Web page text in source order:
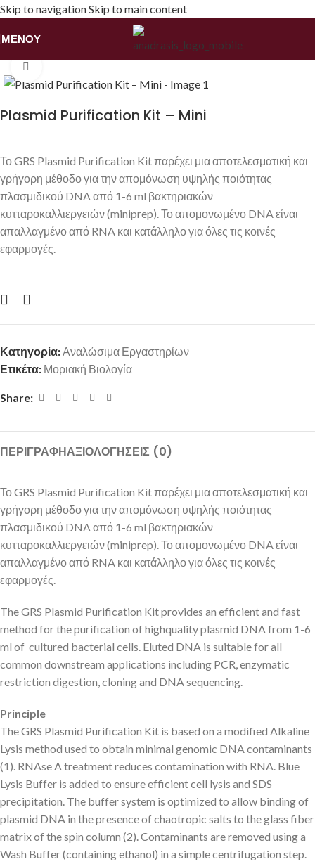
Skip to navigationSkip to main content
ΜΕΝΟΎ
Αναλώσιμα Εργαστηρίων
Plasmid Purification Kit – Mini
Το GRS Plasmid Purification Kit παρέχει μια αποτελεσματική και
γρήγορη μέθοδο για την απομόνωση υψηλής ποιότητας
πλασμιδικού DNA από 1-6 ml βακτηριακών
κυτταροκαλλιεργειών (miniprep). Το απομονωμένο DNA είναι
απαλλαγμένο από RNA και κατάλληλο για όλες τις κοινές
εφαρμογές.
Κατηγορία:Αναλώσιμα Εργαστηρίων
Ετικέτα: Μοριακή Βιολογία
Share:
ΠΕΡΙΓΡΑΦΉΑΞΙΟΛΟΓΉΣΕΙΣ (0)
Το GRS Plasmid Purification Kit παρέχει μια αποτελεσματική και
γρήγορη μέθοδο για την απομόνωση υψηλής ποιότητας
πλασμιδικού DNA από 1-6 ml βακτηριακών
κυτταροκαλλιεργειών (miniprep). Το απομονωμένο DNA είναι
απαλλαγμένο από RNA και κατάλληλο για όλες τις κοινές
εφαρμογές.
The GRS Plasmid Purification Kit provides an efficient and fast
method for the purification of highquality plasmid DNA from 1-6
ml of cultured bacterial cells. Eluted DNA is suitable for all
common downstream applications including PCR, enzymatic
restriction digestion, cloning and DNA sequencing.
Principle
The GRS Plasmid Purification Kit is based on a modified Alkaline
Lysis method used to obtain minimal genomic DNA contaminants
(1). RNAse A treatment reduces contamination with RNA. Blue
Lysis Buffer is added to ensure efficient cell lysis and SDS
precipitation. The buffer system is optimized to allow binding of
plasmid DNA in the presence of chaotropic salts to the glass fiber
matrix of the spin column (2). Contaminants are removed using a
Wash Buffer (containing ethanol) in a simple centrifugation step.